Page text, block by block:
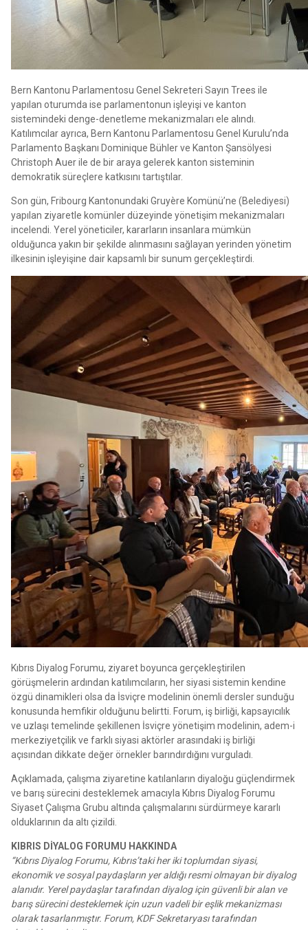
Bern Kantonu Parlamentosu Genel Sekreteri Sayın Trees ile
yapılan oturumda ise parlamentonun işleyişi ve kanton
sistemindeki denge-denetleme mekanizmaları ele alındı.
Katılımcılar ayrıca, Bern Kantonu Parlamentosu Genel Kurulu’nda
Parlamento Başkanı Dominique Bühler ve Kanton Şansölyesi
Christoph Auer ile de bir araya gelerek kanton sisteminin
demokratik süreçlere katkısını tartıştılar.
Son gün, Fribourg Kantonundaki Gruyère Komünü’ne (Belediyesi)
yapılan ziyaretle komünler düzeyinde yönetişim mekanizmaları
incelendi. Yerel yöneticiler, kararların insanlara mümkün
olduğunca yakın bir şekilde alınmasını sağlayan yerinden yönetim
ilkesinin işleyişine dair kapsamlı bir sunum gerçekleştirdi.
Kıbrıs Diyalog Forumu, ziyaret boyunca gerçekleştirilen
görüşmelerin ardından katılımcıların, her siyasi sistemin kendine
özgü dinamikleri olsa da İsviçre modelinin önemli dersler sunduğu
konusunda hemfikir olduğunu belirtti. Forum, iş birliği, kapsayıcılık
ve uzlaşı temelinde şekillenen İsviçre yönetişim modelinin, adem-i
merkeziyetçilik ve farklı siyasi aktörler arasındaki iş birliği
açısından dikkate değer örnekler barındırdığını vurguladı.
Açıklamada, çalışma ziyaretine katılanların diyaloğu güçlendirmek
ve barış sürecini desteklemek amacıyla Kıbrıs Diyalog Forumu
Siyaset Çalışma Grubu altında çalışmalarını sürdürmeye kararlı
olduklarının da altı çizildi.
KIBRIS DİYALOG FORUMU HAKKINDA
“Kıbrıs Diyalog Forumu, Kıbrıs’taki her iki toplumdan siyasi,
ekonomik ve sosyal paydaşların yer aldığı resmi olmayan bir diyalog
alanıdır. Yerel paydaşlar tarafından diyalog için güvenli bir alan ve
barış sürecini desteklemek için uzun vadeli bir eşlik mekanizması
olarak tasarlanmıştır. Forum, KDF Sekretaryası tarafından